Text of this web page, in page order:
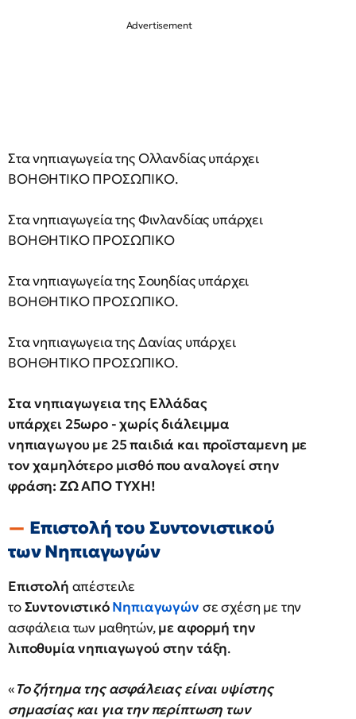
Στα νηπιαγωγεία της Ολλανδίας υπάρχει
ΒΟΗΘΗΤΙΚΟ ΠΡΟΣΩΠΙΚΟ.
Στα νηπιαγωγεία της Φινλανδίας υπάρχει
ΒΟΗΘΗΤΙΚΟ ΠΡΟΣΩΠΙΚΟ
Στα νηπιαγωγεία της Σουηδίας υπάρχει
ΒΟΗΘΗΤΙΚΟ ΠΡΟΣΩΠΙΚΟ.
Στα νηπιαγωγεια της Δανίας υπάρχει
ΒΟΗΘΗΤΙΚΟ ΠΡΟΣΩΠΙΚΟ.
Στα νηπιαγωγεια της Ελλάδας
υπάρχει 25ωρο - χωρίς διάλειμμα
νηπιαγωγου με 25 παιδιά και προϊσταμενη με
τον χαμηλότερο μισθό που αναλογεί στην
φράση: ΖΩ ΑΠΟ ΤΥΧΗ!
Επιστολή του Συντονιστικού
των Νηπιαγωγών
Επιστολή απέστειλε
τοΣυντονιστικόΝηπιαγωγών σε σχέση με την
ασφάλεια των μαθητών,με αφορμή την
λιποθυμία νηπιαγωγού στην τάξη.
«Το ζήτημα της ασφάλειας είναι υψίστης
σημασίας και για την περίπτωση των